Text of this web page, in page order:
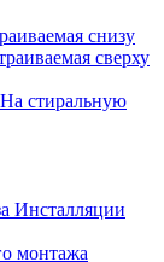
снизу
сверху
На стиральную
Инсталляции